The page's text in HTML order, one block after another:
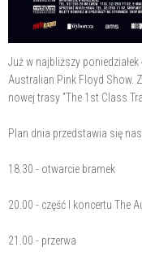
Już w najbliższy
Australian Pink Floyd Show.
nowej trasy ”The 1st Class
Plan dnia przedstawia się
18.30 - otwarcie bramek
20.00 - część I koncertu The
21.00 - przerwa